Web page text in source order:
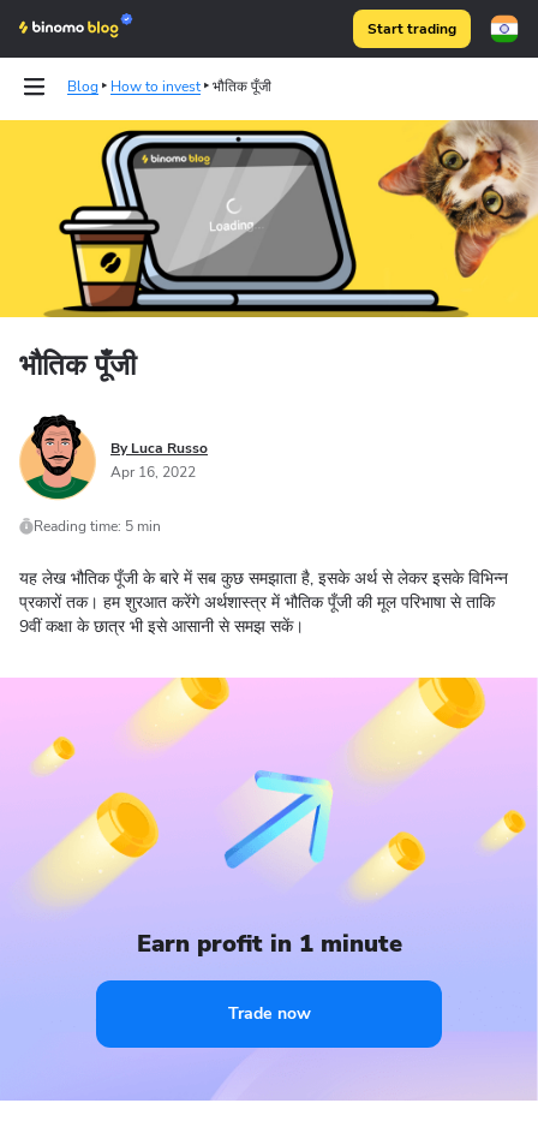
Start trading
Blog How to invest भौतिक पूँजी
Binomo on Telegram
भौतिक पूँजी
By Luca Russo
Apr 16, 2022
Reading time: 5 min
यह लेख भौतिक पूँजी के बारे में सब कुछ समझाता है, इसके अर्थ से लेकर इसके विभिन्न
प्रकारों तक। हम शुरआत करेंगे अर्थशास्त्र में भौतिक पूँजी की मूल परिभाषा से ताकि
9वीं कक्षा के छात्र भी इसे आसानी से समझ सकें।
Earn profit in 1 minute
Trade now